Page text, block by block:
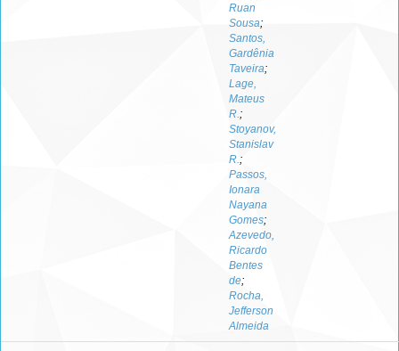
Ruan
Sousa;
Santos,
Gardênia
Taveira;
Lage,
Mateus
R.;
Stoyanov,
Stanislav
R.;
Passos,
Ionara
Nayana
Gomes;
Azevedo,
Ricardo
Bentes
de;
Rocha,
Jefferson
Almeida